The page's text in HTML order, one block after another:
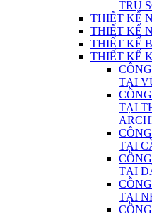
TRỤ
THIẾT KẾ
THIẾT KẾ
THIẾT KẾ
THIẾT KẾ
TẠI
TẠI
TẠI
TẠI
TẠI